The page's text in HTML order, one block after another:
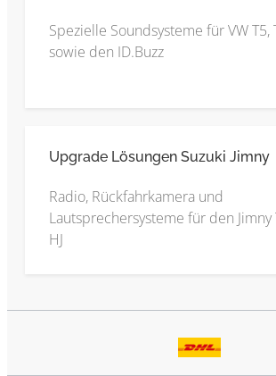
Spezielle Soundsysteme für VW T5,
sowie den ID.Buzz
Upgrade Lösungen Suzuki Jimny
Radio, Rückfahrkamera und
Lautsprechersysteme für den Jimny
HJ